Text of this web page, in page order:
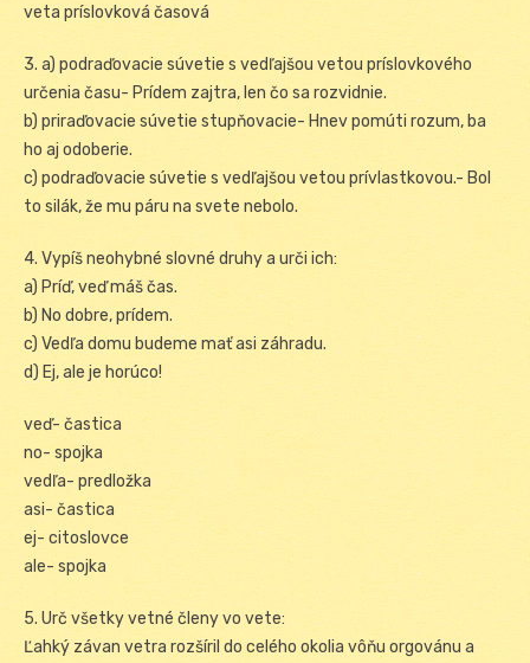
veta príslovková časová
3. a) podraďovacie súvetie s vedľajšou vetou príslovkového
určenia času- Prídem zajtra, len čo sa rozvidnie.
b) priraďovacie súvetie stupňovacie- Hnev pomúti rozum, ba
ho aj odoberie.
c) podraďovacie súvetie s vedľajšou vetou prívlastkovou.- Bol
to silák, že mu páru na svete nebolo.
4. Vypíš neohybné slovné druhy a urči ich:
a) Príď, veď máš čas.
b) No dobre, prídem.
c) Vedľa domu budeme mať asi záhradu.
d) Ej, ale je horúco!
veď- častica
no- spojka
vedľa- predložka
asi- častica
ej- citoslovce
ale- spojka
5. Urč všetky vetné členy vo vete:
Ľahký závan vetra rozšíril do celého okolia vôňu orgovánu a